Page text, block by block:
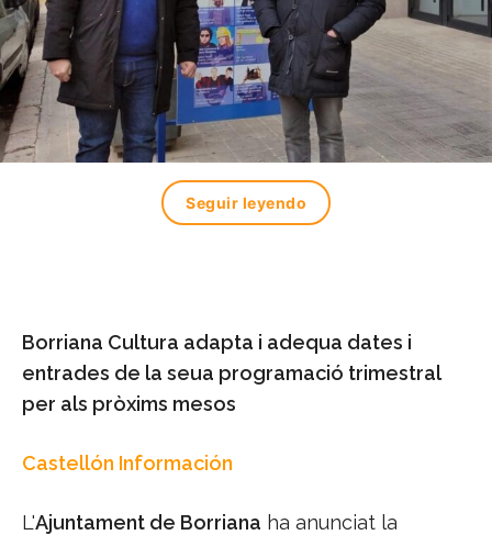
Seguir leyendo
Borriana Cultura adapta i adequa dates i
entrades de la seua programació trimestral
per als pròxims mesos
Castellón Información
L'Ajuntament de Borriana ha anunciat la